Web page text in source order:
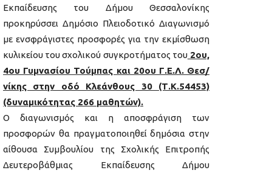
Εκπαίδευσης του Δήμου Θεσσαλονίκης
προκηρύσσει Δημόσιο Πλειοδοτικό Διαγωνισμό
με ενσφράγιστες προσφορές για την εκμίσθωση
κυλικείου του σχολικού συγκροτήματος του2ου,
4ου Γυμνασίου Τούμπας και 20ου Γ.Ε.Λ. Θεσ/
νίκης στην οδό Κλεάνθους 30 (Τ.Κ.54453)
(δυναμικότητας 266 μαθητών).
Ο διαγωνισμός και η αποσφράγιση των
προσφορών θα πραγματοποιηθεί δημόσια στην
αίθουσα Συμβουλίου της Σχολικής Επιτροπής
Δευτεροβάθμιας Εκπαίδευσης Δήμου